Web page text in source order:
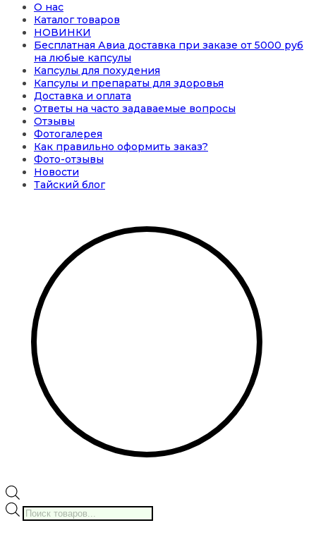
О нас
Каталог товаров
НОВИНКИ
Бесплатная Авиа доставка при заказе от 5000 руб
на любые капсулы
Капсулы для похудения
Капсулы и препараты для здоровья
Доставка и оплата
Ответы на часто задаваемые вопросы
Отзывы
Фотогалерея
Как правильно оформить заказ?
Фото-отзывы
Новости
Тайский блог
Поиск
товаров